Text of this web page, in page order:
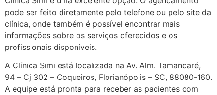
pode ser feito diretamente pelo telefone ou pelo site da
clínica, onde também é possível encontrar mais
informações sobre os serviços oferecidos e os
profissionais disponíveis.
A Clínica Simi está localizada na Av. Alm. Tamandaré,
94 – Cj 302 – Coqueiros, Florianópolis – SC, 88080-160.
A equipe está pronta para receber as pacientes com